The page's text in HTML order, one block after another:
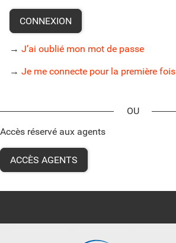
CONNEXION
→ J’ai oublié mon mot de passe
→ Je me connecte pour la première fois
Accès réservé aux agents
ACCÈS AGENTS